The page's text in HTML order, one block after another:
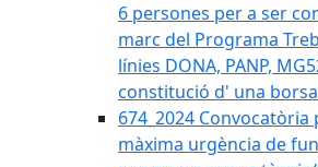
6 persones per a ser
marc del Programa
línies DONA, PANP,
constitució d' una
674_2024
màxima urgència de